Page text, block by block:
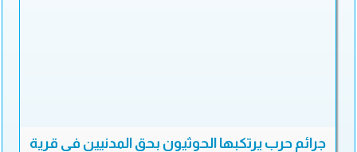
جرائم حرب يرتكبها الحوثيون بحق المدنيين في قرية